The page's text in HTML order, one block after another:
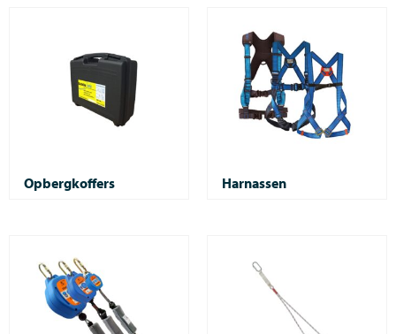
Opbergkoffers Harnassen